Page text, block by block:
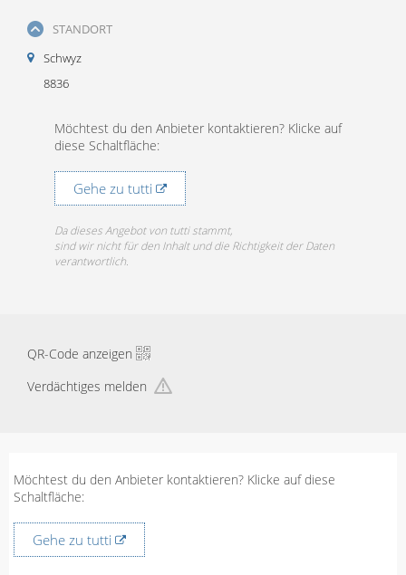
STANDORT
Schwyz
8836
Möchtest du den Anbieter kontaktieren? Klicke auf
diese Schaltfläche:
Gehe zu tutti
Da dieses Angebot von tutti stammt,
sind wir nicht für den Inhalt und die Richtigkeit der Daten
verantwortlich.
QR-Code anzeigen
Verdächtiges melden
Möchtest du den Anbieter kontaktieren? Klicke auf diese
Schaltfläche:
Gehe zu tutti